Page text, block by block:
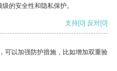
的安全性和隐私保护。
支持[0] 反对[0]
可以加强防护措施，比如增加双重验